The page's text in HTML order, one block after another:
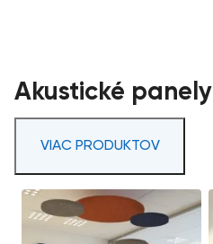
Akustické panely
VIAC PRODUKTOV